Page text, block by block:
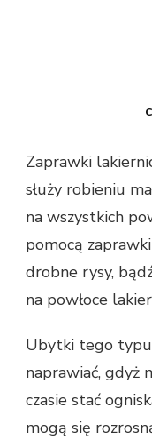
Zaprawki
służy robieniu
na wszystkich
pomocą
drobne rysy,
na powłoce
Ubytki tego typu
naprawiać, gdyż
czasie stać
mogą się